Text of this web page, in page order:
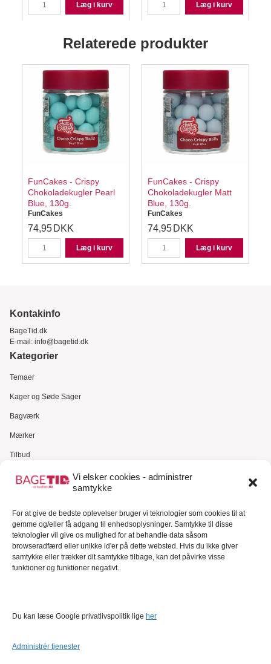
Vi elsker cookies - administrer
samtykke
For at give de bedste oplevelser bruger vi teknologier som cookies til at
gemme og/eller få adgang til enhedsoplysninger. Samtykke til disse
teknologier vil give os mulighed for at behandle data såsom
browseradfærd eller unikke id'er på dette websted. Hvis du ikke giver
samtykke eller trækker dit samtykke tilbage, kan det påvirke visse
funktioner og funktioner negativt.
Du kan læse Google privatlivspolitik lige her
Administrér tjenester
Læg i kurv Læg i kurv
Relaterede produkter
FunCakes - Crispy
Chokoladekugler Pearl
Blue, 130g.
FunCakes
74,95 DKK
Læg i kurv
FunCakes - Crispy
Chokoladekugler Matt
Blue, 130g.
FunCakes
74,95 DKK
Læg i kurv
Kontakinfo
BageTid.dk
E-mail: info@bagetid.dk
Kategorier
Temaer
Kager og Søde Sager
Bagværk
Mærker
Tilbud
Gavekort
Kundeservice
Kundeservice
FAQ – Ofte stillede spørgsmål
Om Bagetid.dk
Se Fødevarestyrelsens smiley-rapporter